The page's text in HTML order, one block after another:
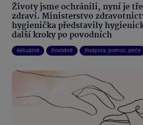
Životy jsme ochránili, nyní je
zdraví. Ministerstvo
hygienička představily
další kroky po povodních
Aktuálně Povodně Podpora, pomoc, péče